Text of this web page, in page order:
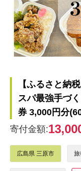
【ふるさと納
スパ最強手づ
券 3,000円分
寄付金額:
広島県 三原市